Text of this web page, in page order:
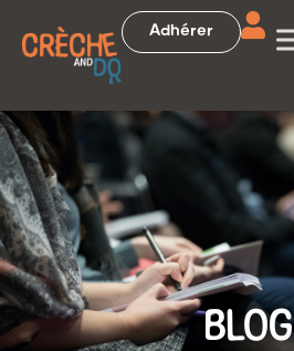
Adhérer
BLOG